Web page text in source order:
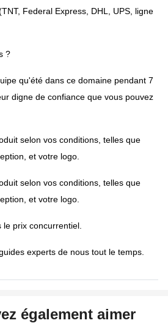
Federal Express, DHL, UPS, ligne
?
qu'été dans ce domaine pendant 7
digne de confiance que vous pouvez
selon vos conditions, telles que
et votre logo.
selon vos conditions, telles que
et votre logo.
prix concurrentiel.
experts de nous tout le temps.
également aimer